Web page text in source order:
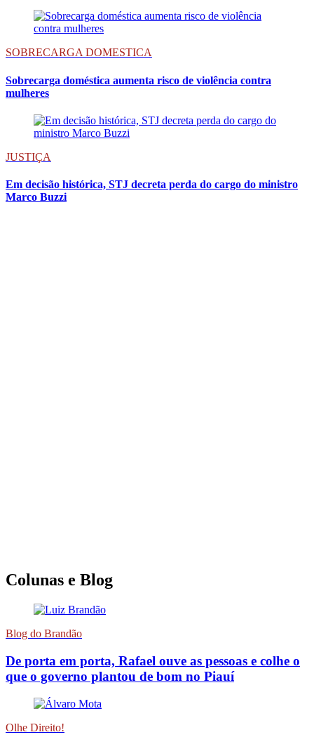
SOBRECARGA DOMESTICA
Sobrecarga doméstica aumenta risco de violência contra
mulheres
JUSTIÇA
Em decisão histórica, STJ decreta perda do cargo do ministro
Marco Buzzi
Colunas e Blog
Blog do Brandão
De porta em porta, Rafael ouve as pessoas e colhe o
que o governo plantou de bom no Piauí
Olhe Direito!